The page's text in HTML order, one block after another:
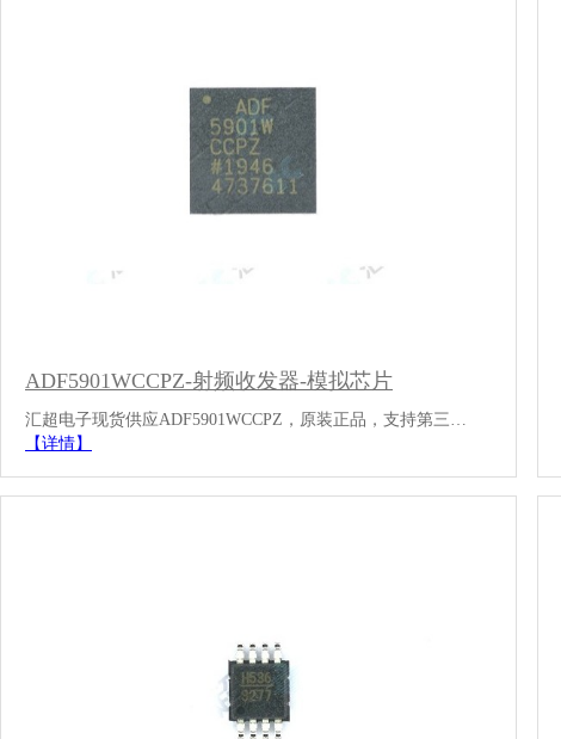
ADF5901WCCPZ-射频收发器-模拟芯片
汇超电子现货供应ADF5901WCCPZ，原装正品，支持第三…
【详情】